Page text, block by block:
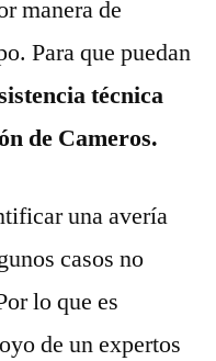
manera de
Para que puedan
técnica
de Cameros.
una avería
casos no
lo que es
de un expertos